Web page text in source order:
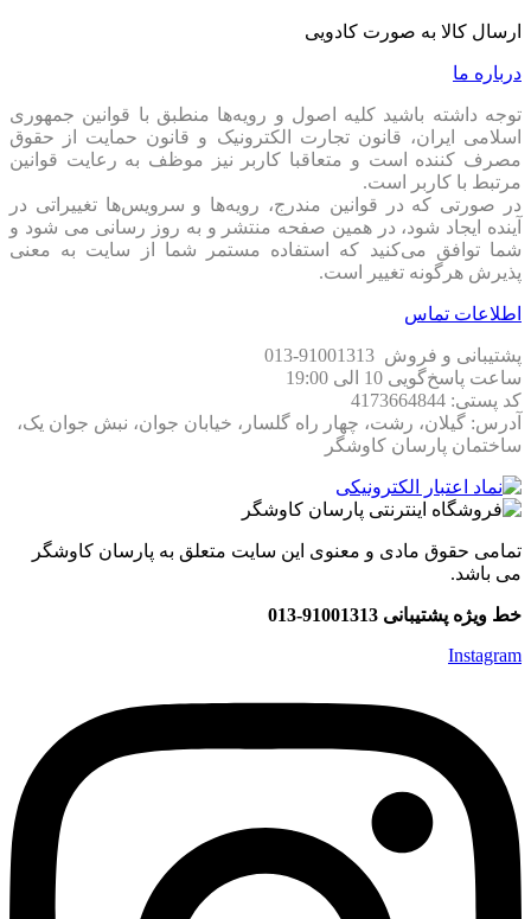
ارسال کالا به صورت کادویی
درباره ما
توجه داشته باشید کلیه اصول و رویه‏‌ها منطبق با قوانین جمهوری
اسلامی ایران، قانون تجارت الکترونیک و قانون حمایت از حقوق
مصرف کننده است و متعاقبا کاربر نیز موظف به رعایت قوانین
مرتبط با کاربر است.
در صورتی که در قوانین مندرج، رویه‏‌ها و سرویس‏‌ها تغییراتی در
آینده ایجاد شود، در همین صفحه منتشر و به روز رسانی می شود و
شما توافق می‏‌کنید که استفاده مستمر شما از سایت به معنی
پذیرش هرگونه تغییر است.
اطلاعات تماس
پشتیبانی و فروش 91001313-013
ساعت پاسخ‌گویی 10 الی 19:00
کد پستی: 4173664844
آدرس: گیلان، رشت، چهار راه گلسار، خیابان جوان، نبش جوان یک،
ساختمان پارسان کاوشگر
تمامی حقوق مادی و معنوی این سایت متعلق به پارسان کاوشگر
می باشد.
خط ویژه پشتیبانی 91001313-013
Instagram